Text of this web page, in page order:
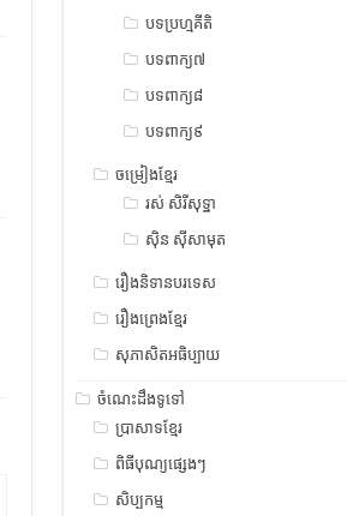
បទប្រហ្មគីតិ
បទពាក្យ៧
បទពាក្យ៨
បទពាក្យ៩
ចម្រៀងខ្មែរ
រស់ សិរីសុទ្ឋា
ស៊ិន ស៊ីសាមុត
រឿងនិទានបរទេស
រឿងព្រេងខ្មែរ
សុភាសិតអធិប្បាយ
ចំណេះដឹងទូទៅ
ប្រាសាទខ្មែរ
ពិធីបុណ្យផ្សេងៗ
សិប្បកម្ម